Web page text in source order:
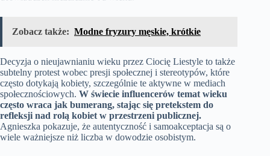
Zobacz także: Modne fryzury męskie, krótkie
Decyzja o nieujawnianiu wieku przez Ciocię Liestyle to także
subtelny protest wobec presji społecznej i stereotypów, które
często dotykają kobiety, szczególnie te aktywne w mediach
społecznościowych. W świecie influencerów temat wieku
często wraca jak bumerang, stając się pretekstem do
refleksji nad rolą kobiet w przestrzeni publicznej.
Agnieszka pokazuje, że autentyczność i samoakceptacja są o
wiele ważniejsze niż liczba w dowodzie osobistym.